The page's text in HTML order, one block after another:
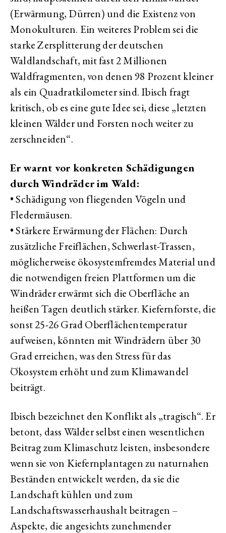
(Erwärmung, Dürren) und die Existenz von
Monokulturen. Ein weiteres Problem sei die
starke Zersplitterung der deutschen
Waldlandschaft, mit fast 2 Millionen
Waldfragmenten, von denen 98 Prozent kleiner
als ein Quadratkilometer sind. Ibisch fragt
kritisch, ob es eine gute Idee sei, diese „letzten
kleinen Wälder und Forsten noch weiter zu
zerschneiden“.
Er warnt vor konkreten Schädigungen
durch Windräder im Wald:
• Schädigung von fliegenden Vögeln und
Fledermäusen.
• Stärkere Erwärmung der Flächen: Durch
zusätzliche Freiflächen, Schwerlast-Trassen,
möglicherweise ökosystemfremdes Material und
die notwendigen freien Plattformen um die
Windräder erwärmt sich die Oberfläche an
heißen Tagen deutlich stärker. Kiefernforste, die
sonst 25-26 Grad Oberflächentemperatur
aufweisen, könnten mit Windrädern über 30
Grad erreichen, was den Stress für das
Ökosystem erhöht und zum Klimawandel
beiträgt.
Ibisch bezeichnet den Konflikt als „tragisch“. Er
betont, dass Wälder selbst einen wesentlichen
Beitrag zum Klimaschutz leisten, insbesondere
wenn sie von Kiefernplantagen zu naturnahen
Beständen entwickelt werden, da sie die
Landschaft kühlen und zum
Landschaftswasserhaushalt beitragen –
Aspekte, die angesichts zunehmender